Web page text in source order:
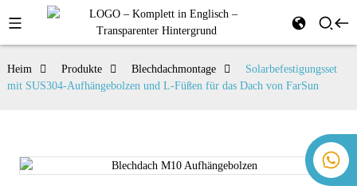
+86 18259071452 Hanna Lee
+86 13559179905 Sally Chen
Heim Produkte Blechdachmontage
Solarbefestigungsset
mit SUS304-Aufhängebolzen und L-Füßen für das Dach von FarSun